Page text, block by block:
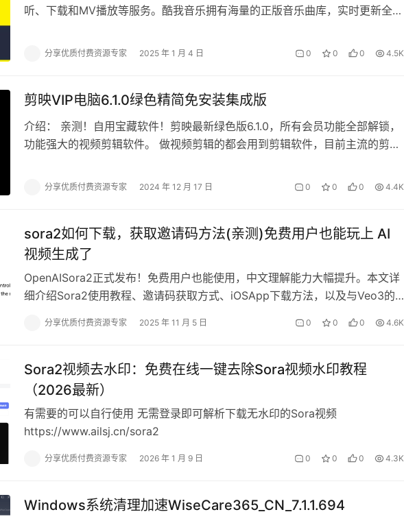
听、下载和MV播放等服务。酷我音乐拥有海量的正版音乐曲库，实时更新全球
分享优质付费资源专家 2025 年 1 月 4 日 0 0 0 4.5K
剪映VIP电脑6.1.0绿色精简免安装集成版
介绍： 亲测！自用宝藏软件！剪映最新绿色版6.1.0，所有会员功能全部解锁，
功能强大的视频剪辑软件。 做视频剪辑的都会用到剪辑软件，目前主流的剪辑
分享优质付费资源专家 2024 年 12 月 17 日 0 0 0 4.4K
sora2如何下载，获取邀请码方法(亲测)免费用户也能玩上 AI
视频生成了
OpenAISora2正式发布！免费用户也能使用，中文理解能力大幅提升。本文详
细介绍Sora2使用教程、邀请码获取方式、iOSApp下载方法，以及与Veo3的
分享优质付费资源专家 2025 年 11 月 5 日 0 0 0 4.6K
Sora2视频去水印：免费在线一键去除Sora视频水印教程
（2026最新）
有需要的可以自行使用 无需登录即可解析下载无水印的Sora视频
https://www.ailsj.cn/sora2
分享优质付费资源专家 2026 年 1 月 9 日 0 0 0 4.3K
Windows系统清理加速WiseCare365_CN_7.1.1.694